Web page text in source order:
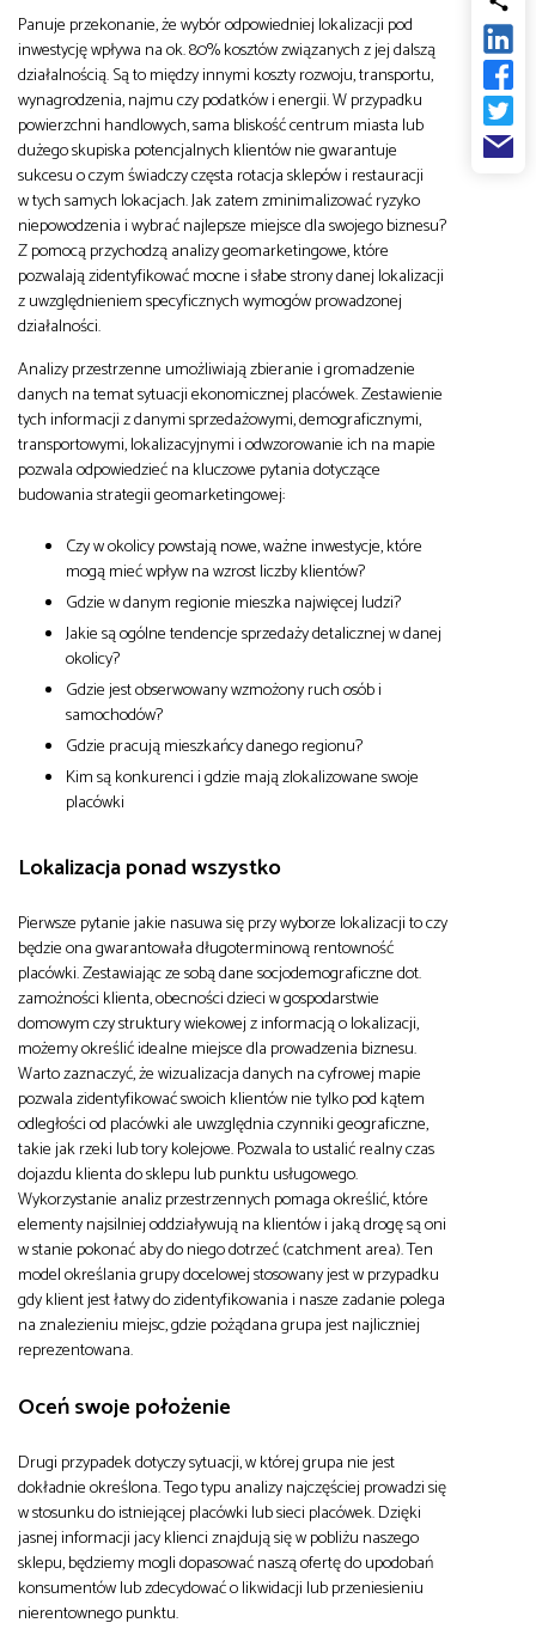
od
do
Biznes
Infrastruktura i telekomunikacja
Turystyka i rekreacja
Architektura, inżynieria i budownictwo
Panuje przekonanie, że wybór odpowiedniej lokalizacji pod
inwestycję wpływa na ok. 80% kosztów związanych z jej dalszą
działalnością. Są to między innymi koszty rozwoju, transportu,
wynagrodzenia, najmu czy podatków i energii. W przypadku
powierzchni handlowych, sama bliskość centrum miasta lub
dużego skupiska potencjalnych klientów nie gwarantuje
sukcesu o czym świadczy częsta rotacja sklepów i restauracji
w tych samych lokacjach. Jak zatem zminimalizować ryzyko
niepowodzenia i wybrać najlepsze miejsce dla swojego biznesu?
Z pomocą przychodzą analizy geomarketingowe, które
pozwalają zidentyfikować mocne i słabe strony danej lokalizacji
z uwzględnieniem specyficznych wymogów prowadzonej
działalności.
Analizy przestrzenne umożliwiają zbieranie i gromadzenie
danych na temat sytuacji ekonomicznej placówek. Zestawienie
tych informacji z danymi sprzedażowymi, demograficznymi,
transportowymi, lokalizacyjnymi i odwzorowanie ich na mapie
pozwala odpowiedzieć na kluczowe pytania dotyczące
budowania strategii geomarketingowej:
Czy w okolicy powstają nowe, ważne inwestycje, które
mogą mieć wpływ na wzrost liczby klientów?
Gdzie w danym regionie mieszka najwięcej ludzi?
Jakie są ogólne tendencje sprzedaży detalicznej w danej
okolicy?
Gdzie jest obserwowany wzmożony ruch osób i
samochodów?
Gdzie pracują mieszkańcy danego regionu?
Kim są konkurenci i gdzie mają zlokalizowane swoje
placówki
Lokalizacja ponad wszystko
Pierwsze pytanie jakie nasuwa się przy wyborze lokalizacji to czy
będzie ona gwarantowała długoterminową rentowność
placówki. Zestawiając ze sobą dane socjodemograficzne dot.
zamożności klienta, obecności dzieci w gospodarstwie
domowym czy struktury wiekowej z informacją o lokalizacji,
możemy określić idealne miejsce dla prowadzenia biznesu.
Warto zaznaczyć, że wizualizacja danych na cyfrowej mapie
pozwala zidentyfikować swoich klientów nie tylko pod kątem
odległości od placówki ale uwzględnia czynniki geograficzne,
takie jak rzeki lub tory kolejowe. Pozwala to ustalić realny czas
dojazdu klienta do sklepu lub punktu usługowego.
Wykorzystanie analiz przestrzennych pomaga określić, które
elementy najsilniej oddziaływują na klientów i jaką drogę są oni
w stanie pokonać aby do niego dotrzeć (catchment area). Ten
model określania grupy docelowej stosowany jest w przypadku
gdy klient jest łatwy do zidentyfikowania i nasze zadanie polega
na znalezieniu miejsc, gdzie pożądana grupa jest najliczniej
reprezentowana.
Oceń swoje położenie
Drugi przypadek dotyczy sytuacji, w której grupa nie jest
dokładnie określona. Tego typu analizy najczęściej prowadzi się
w stosunku do istniejącej placówki lub sieci placówek. Dzięki
jasnej informacji jacy klienci znajdują się w pobliżu naszego
sklepu, będziemy mogli dopasować naszą ofertę do upodobań
konsumentów lub zdecydować o likwidacji lub przeniesieniu
nierentownego punktu.